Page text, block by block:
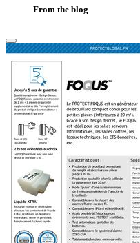
From the blog